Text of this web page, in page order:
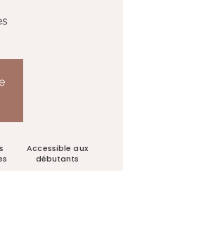
Accessible aux
débutants